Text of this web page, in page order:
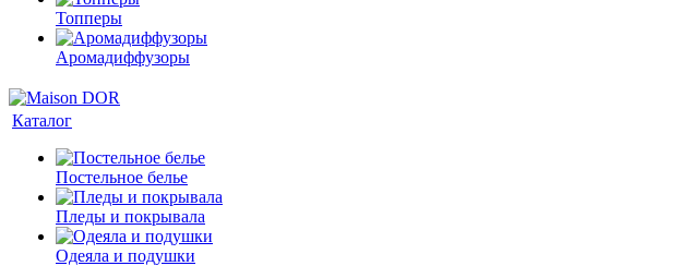
Топперы
Аромадиффузоры
Каталог
Постельное белье
Пледы и покрывала
Одеяла и подушки